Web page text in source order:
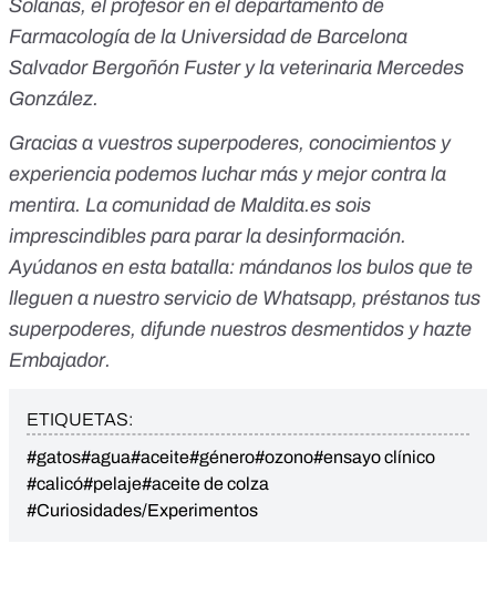
Solanas, el profesor en el departamento de
Farmacología de la Universidad de Barcelona
Salvador Bergoñón Fuster y la veterinaria Mercedes
González.
Gracias a vuestros superpoderes, conocimientos y
experiencia podemos luchar más y mejor contra la
mentira. La comunidad de Maldita.es sois
imprescindibles para parar la desinformación.
Ayúdanos en esta batalla: mándanos los bulos que te
lleguen a nuestro servicio de Whatsapp, préstanos tus
superpoderes, difunde nuestros desmentidos yhazte
Embajador.
ETIQUETAS:
#gatos#agua#aceite#género#ozono#ensayo clínico
#calicó#pelaje#aceite de colza
#Curiosidades/Experimentos